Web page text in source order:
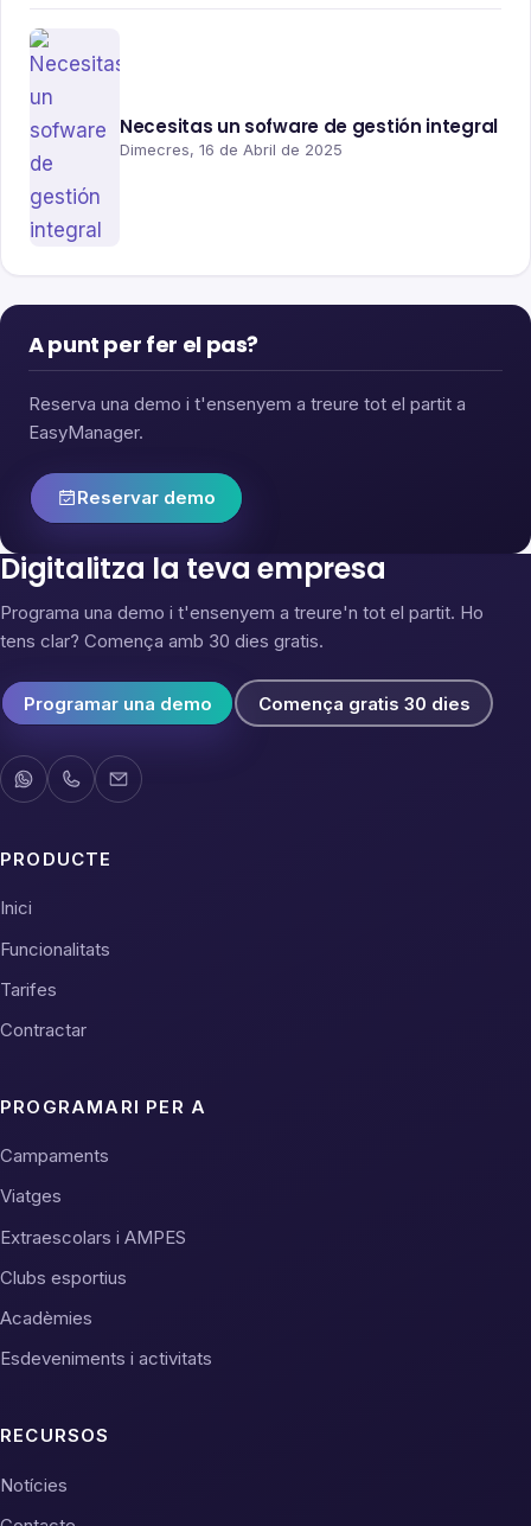
Necesitas un sofware de gestión integral
Dimecres, 16 de Abril de 2025
A punt per fer el pas?
Reserva una demo i t'ensenyem a treure tot el partit a
EasyManager.
Reservar demo
Digitalitza la teva empresa
Programa una demo i t'ensenyem a treure'n tot el partit. Ho
tens clar? Comença amb 30 dies gratis.
Programar una demo Comença gratis 30 dies
PRODUCTE
Inici
Funcionalitats
Tarifes
Contractar
PROGRAMARI PER A
Campaments
Viatges
Extraescolars i AMPES
Clubs esportius
Acadèmies
Esdeveniments i activitats
RECURSOS
Notícies